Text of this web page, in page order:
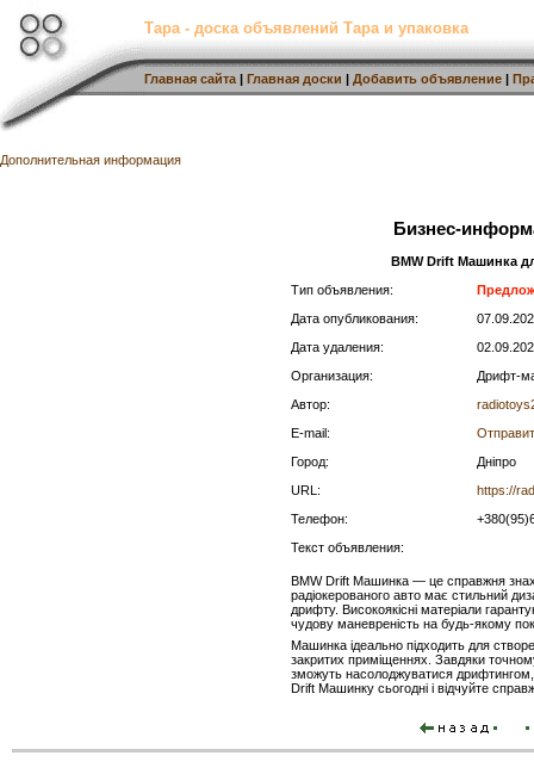
Тара - доска объявлений Тара и упаковка
Главная сайта | Главная доски | Добавить объявление |
Дополнительная информация
Бизнес-
BMW Drift Машинка
Тип объявления:
Дата опубликования:
Дата удаления:
Организация:
Дрифт-
Автор:
E-mail:
Город:
Дніпро
URL:
https://
Телефон:
Текст объявления:
BMW Drift Машинка — це справжня
радіокерованого авто має стильний
дрифту. Високоякісні матеріали
чудову маневреність на будь-якому
Машинка ідеально підходить для
закритих приміщеннях. Завдяки
зможуть насолоджуватися
Drift Машинку сьогодні і відчуйте